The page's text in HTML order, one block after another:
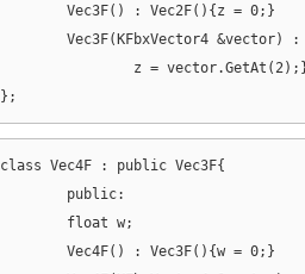
};
class Vec4F : public Vec3F{